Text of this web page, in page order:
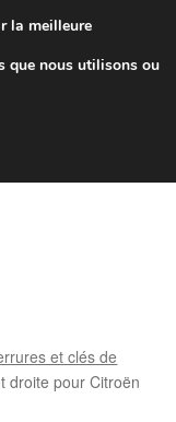
7 EUR
h à 16 h
et clés de
droite pour Citroën
la meilleure
que nous utilisons ou